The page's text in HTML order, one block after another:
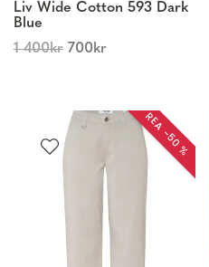
Liv Wide Cotton 593 Dark
Blue
1 400kr 700kr
REA −50 %